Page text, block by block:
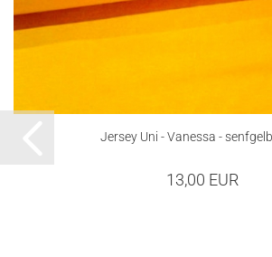
Jersey Uni - Vanessa -
13,00 EUR